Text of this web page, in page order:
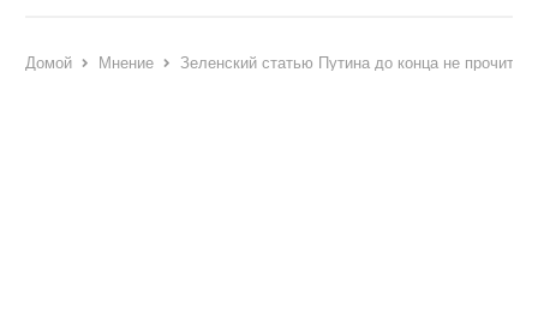
Домой Мнение Зеленский статью Путина до конца не